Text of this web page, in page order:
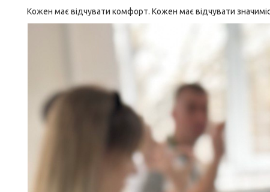
Кожен має відчувати комфорт. Кожен має відчувати